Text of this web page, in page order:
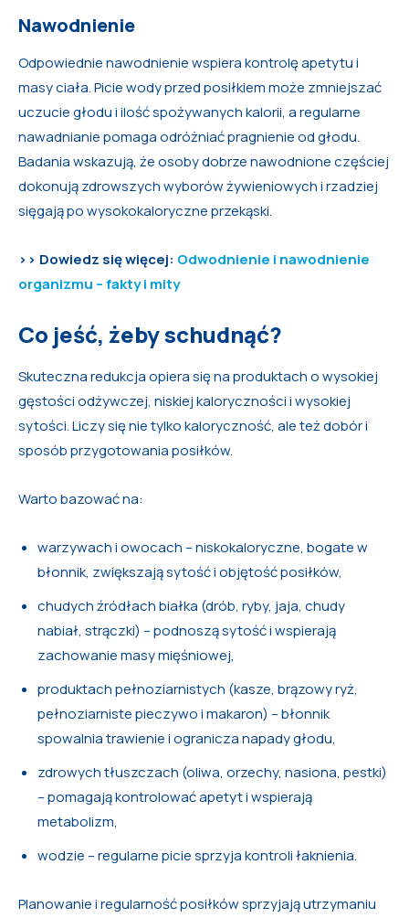
Nawodnienie
Odpowiednie nawodnienie wspiera kontrolę apetytu i
masy ciała. Picie wody przed posiłkiem może zmniejszać
uczucie głodu i ilość spożywanych kalorii, a regularne
nawadnianie pomaga odróżniać pragnienie od głodu.
Badania wskazują, że osoby dobrze nawodnione częściej
dokonują zdrowszych wyborów żywieniowych i rzadziej
sięgają po wysokokaloryczne przekąski.
>> Dowiedz się więcej: Odwodnienie i nawodnienie
organizmu – fakty i mity
Co jeść, żeby schudnąć?
Skuteczna redukcja opiera się na produktach o wysokiej
gęstości odżywczej, niskiej kaloryczności i wysokiej
sytości. Liczy się nie tylko kaloryczność, ale też dobór i
sposób przygotowania posiłków.
Warto bazować na:
warzywach i owocach – niskokaloryczne, bogate w
błonnik, zwiększają sytość i objętość posiłków,
chudych źródłach białka (drób, ryby, jaja, chudy
nabiał, strączki) – podnoszą sytość i wspierają
zachowanie masy mięśniowej,
produktach pełnoziarnistych (kasze, brązowy ryż,
pełnoziarniste pieczywo i makaron) – błonnik
spowalnia trawienie i ogranicza napady głodu,
zdrowych tłuszczach (oliwa, orzechy, nasiona, pestki)
– pomagają kontrolować apetyt i wspierają
metabolizm,
wodzie – regularne picie sprzyja kontroli łaknienia.
Planowanie i regularność posiłków sprzyjają utrzymaniu